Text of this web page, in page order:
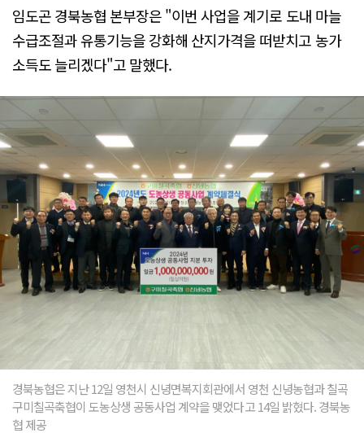
임도곤 경북농협 본부장은 "이번 사업을 계기로 도내 마늘
수급조절과 유통기능을 강화해 산지가격을 떠받치고 농가
소득도 늘리겠다"고 말했다.
경북농협은 지난 12일 영천시 신녕면복지회관에서 영천 신녕농협과 칠곡
구미칠곡축협이 도농상생 공동사업 계약을 맺었다고 14일 밝혔다. 경북농
협 제공